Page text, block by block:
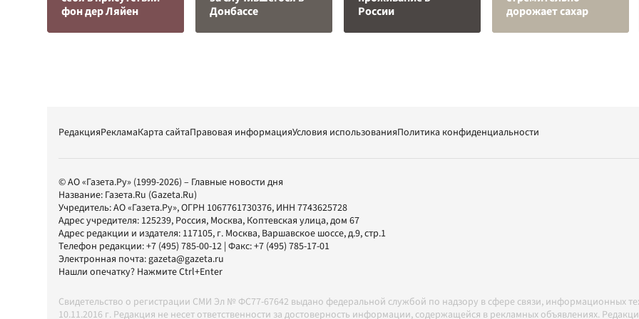
фон дер Ляйен
Донбассе
России
дорожает сахар
РедакцияРекламаКарта сайтаПравовая информацияУсловия использованияПолитика конфиденциальности
© АО «Газета.Ру» (1999-2026) – Главные новости дня
Название: Газета.Ru (Gazeta.Ru)
Учредитель:АО «Газета.Ру», ОГРН 1067761730376, ИНН 7743625728
Адрес учредителя: 125239, Россия, Москва, Коптевская улица, дом 67
Адрес редакции и издателя: 117105, г. Москва, Варшавское шоссе, д.9, стр.1
Телефон редакции:+7 (495) 785-00-12 | Факс:+7 (495) 785-17-01
Электронная почта:gazeta@gazeta.ru
Нашли опечатку? Нажмите Ctrl+Enter
Свидетельство о регистрации СМИ Эл № ФС77-67642 выдано федеральной службой по надзору в сфере связи, информационных
10.11.2016 г. Редакция не несет ответственности за достоверность информации, содержащейся в рекламных объявлениях.